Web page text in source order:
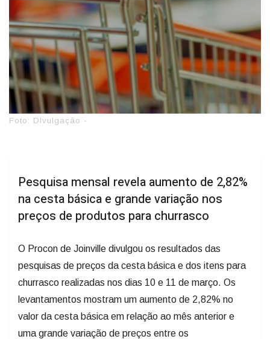
Foto: DIvulgação -
Pesquisa mensal revela aumento de 2,82%
na cesta básica e grande variação nos
preços de produtos para churrasco
O Procon de Joinville divulgou os resultados das
pesquisas de preços da cesta básica e dos itens para
churrasco realizadas nos dias 10 e 11 de março. Os
levantamentos mostram um aumento de 2,82% no
valor da cesta básica em relação ao mês anterior e
uma grande variação de preços entre os